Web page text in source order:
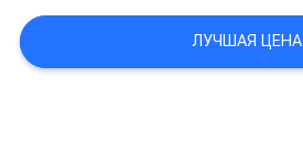
ФАБРИКИ
ЛУЧШАЯ ЦЕНА